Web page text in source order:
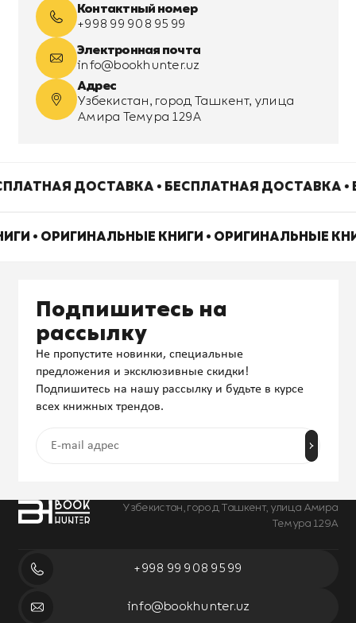
Контактный номер
+998 99 908 95 99
Электронная почта
info@bookhunter.uz
Адрес
Узбекистан, город Ташкент, улица
Амира Темура 129А
ДОСТАВКА • БЕСПЛАТНАЯ ДОСТАВКА
• ОРИГИНАЛЬНЫЕ КНИГИ • ОРИГИНАЛЬНЫЕ
Узбекистан, город Ташкент, улица Амира
Темура 129А
+998 99 908 95 99
info@bookhunter.uz
Подпишитесь на
рассылку
Не пропустите новинки, специальные
предложения и эксклюзивные скидки!
Подпишитесь на нашу рассылку и будьте в курсе
всех книжных трендов.